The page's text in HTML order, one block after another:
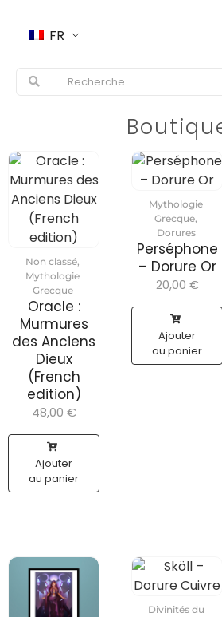
FR
Non classé,
Mythologie
Grecque
Oracle :
Murmures
des Anciens
Dieux
(French
edition)
48,00 €
Ajouter
au panier
Mythologie
Grecque,
Dorures
Perséphone
– Dorure Or
20,00 €
Ajouter
au panier
Divinités du